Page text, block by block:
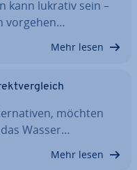
kann lukrativ sein –
vorgehen…
Mehr lesen
möchten
Wasser…
Mehr lesen